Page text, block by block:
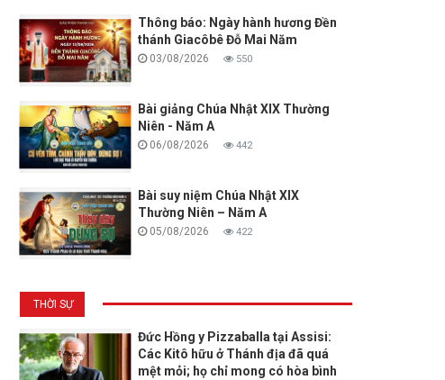
Thông báo: Ngày hành hương Đền
thánh Giacôbê Đỗ Mai Năm
03/08/2026 550
Bài giảng Chúa Nhật XIX Thường
Niên - Năm A
06/08/2026 442
Bài suy niệm Chúa Nhật XIX
Thường Niên – Năm A
05/08/2026 422
THỜI SỰ
Đức Hồng y Pizzaballa tại Assisi:
Các Kitô hữu ở Thánh địa đã quá
mệt mỏi; họ chỉ mong có hòa bình